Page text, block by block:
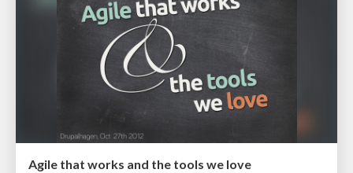
Agile that works and the tools we love